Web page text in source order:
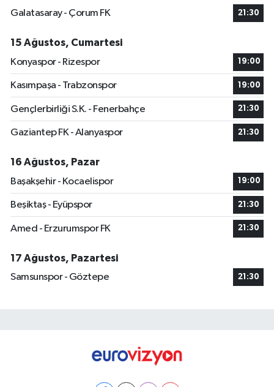
Galatasaray - Çorum FK
21:30
15 Ağustos, Cumartesi
Konyaspor - Rizespor
19:00
Kasımpaşa - Trabzonspor 19:00
Gençlerbirliği S.K. - Fenerbahçe 21:30
Gaziantep FK - Alanyaspor 21:30
16 Ağustos, Pazar
Başakşehir - Kocaelispor
19:00
Beşiktaş - Eyüpspor 21:30
Amed - Erzurumspor FK 21:30
17 Ağustos, Pazartesi
Samsunspor - Göztepe
21:30